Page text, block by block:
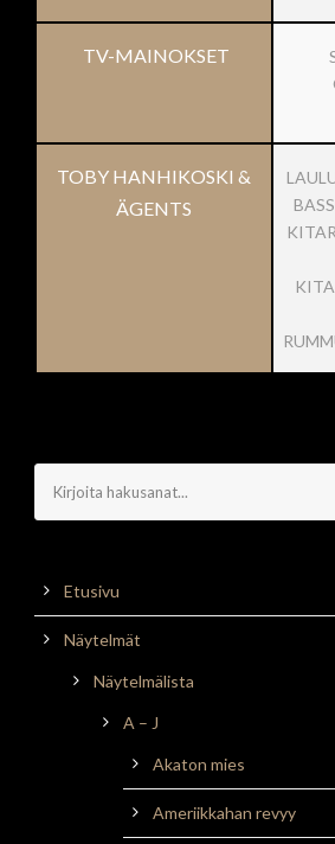
TV-MAINOKSET
TOBY HANHIKOSKI &
ÄGENTS
Etusivu
Näytelmät
Näytelmälista
A – J
Akaton mies
Ameriikkahan revyy